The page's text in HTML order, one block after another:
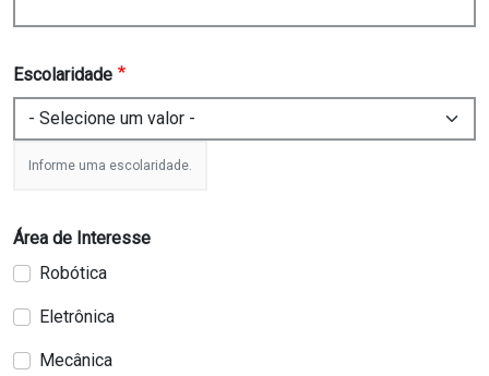
Escolaridade
Informe uma escolaridade.
Área de Interesse
Robótica
Eletrônica
Mecânica